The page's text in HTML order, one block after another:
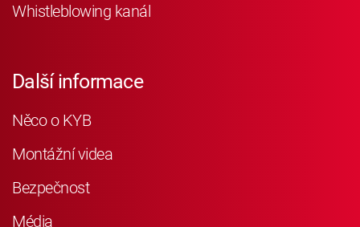
Whistleblowing kanál
Další informace
Něco o KYB
Montážní videa
Bezpečnost
Média